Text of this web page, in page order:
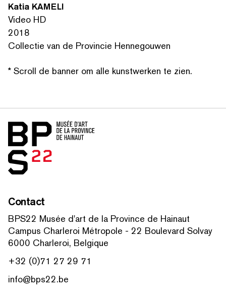
Katia KAMELI
Video HD
2018
Collectie van de Provincie Hennegouwen
* Scroll de banner om alle kunstwerken te zien.
Home
Contact
BPS22 Musée d'art de la Province de Hainaut
Campus Charleroi Métropole - 22 Boulevard Solvay
6000 Charleroi, Belgique
+32 (0)71 27 29 71
info@bps22.be